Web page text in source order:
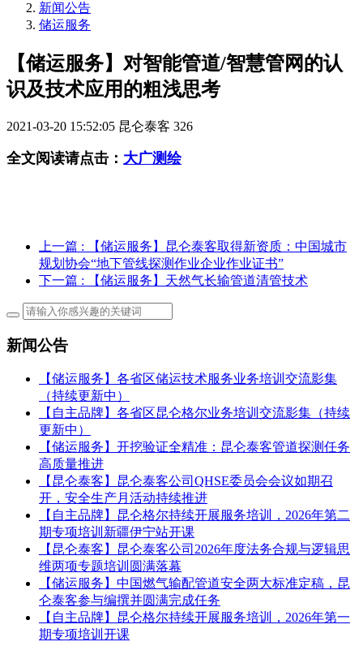
新闻公告
储运服务
【储运服务】对智能管道/智慧管网的认
识及技术应用的粗浅思考
2021-03-20 15:52:05 昆仑泰客 326
全文阅读请点击： 大广测绘
上一篇 : 【储运服务】昆仑泰客取得新资质：中国城市
规划协会“地下管线探测作业企业作业证书”
下一篇 : 【储运服务】天然气长输管道清管技术
新闻公告
【储运服务】各省区储运技术服务业务培训交流影集
（持续更新中）
【自主品牌】各省区昆仑格尔业务培训交流影集（持续
更新中）
【储运服务】开挖验证全精准：昆仑泰客管道探测任务
高质量推进
【昆仑泰客】昆仑泰客公司QHSE委员会会议如期召
开，安全生产月活动持续推进
【自主品牌】昆仑格尔持续开展服务培训，2026年第二
期专项培训新疆伊宁站开课
【昆仑泰客】昆仑泰客公司2026年度法务合规与逻辑思
维两项专题培训圆满落幕
【储运服务】中国燃气输配管道安全两大标准定稿，昆
仑泰客参与编撰并圆满完成任务
【自主品牌】昆仑格尔持续开展服务培训，2026年第一
期专项培训开课